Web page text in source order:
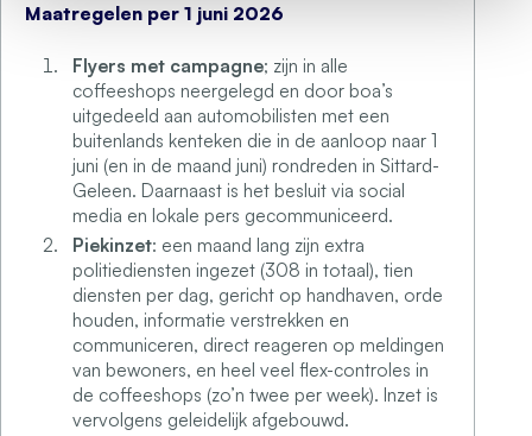
Maatregelen per 1 juni 2026
Flyers met campagne; zijn in alle
coffeeshops neergelegd en door boa’s
uitgedeeld aan automobilisten met een
buitenlands kenteken die in de aanloop naar 1
juni (en in de maand juni) rondreden in Sittard-
Geleen. Daarnaast is het besluit via social
media en lokale pers gecommuniceerd.
Piekinzet: een maand lang zijn extra
politiediensten ingezet (308 in totaal), tien
diensten per dag, gericht op handhaven, orde
houden, informatie verstrekken en
communiceren, direct reageren op meldingen
van bewoners, en heel veel flex-controles in
de coffeeshops (zo’n twee per week). Inzet is
vervolgens geleidelijk afgebouwd.